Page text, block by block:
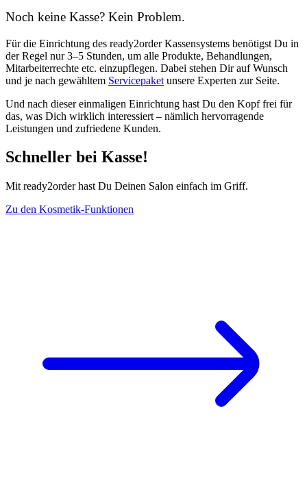
Noch keine Kasse? Kein Problem.
Für die Einrichtung des ready2order Kassensystems benötigst Du in
der Regel nur 3–5 Stunden, um alle Produkte, Behandlungen,
Mitarbeiterrechte etc. einzupflegen. Dabei stehen Dir auf Wunsch
und je nach gewähltem Servicepaket unsere Experten zur Seite.
Und nach dieser einmaligen Einrichtung hast Du den Kopf frei für
das, was Dich wirklich interessiert – nämlich hervorragende
Leistungen und zufriedene Kunden.
Schneller bei Kasse!
Mit ready2order hast Du Deinen Salon einfach im Griff.
Zu den Kosmetik-Funktionen